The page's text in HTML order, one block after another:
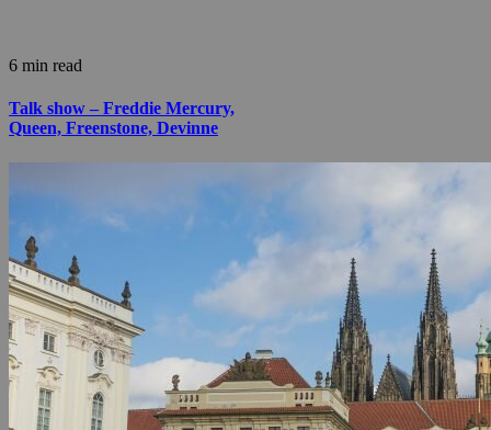
6 min read
Talk show – Freddie Mercury,
Queen, Freenstone, Devinne